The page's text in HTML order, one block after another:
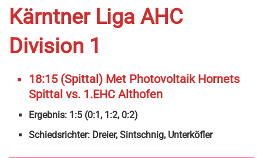
Kärntner Liga AHC
Division 1
18:15 (Spittal) Met Photovoltaik Hornets
Spittal vs. 1.EHC Althofen
Ergebnis: 1:5 (0:1, 1:2, 0:2)
Schiedsrichter: Dreier, Sintschnig, Unterköfler